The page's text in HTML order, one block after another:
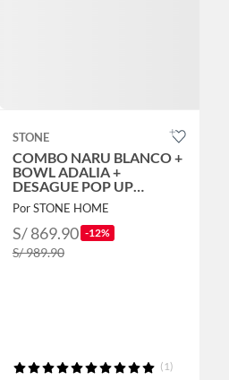
STONE
COMBO NARU BLANCO +
BOWL ADALIA +
DESAGUE POP UP
PBOWL CROMADO
Por STONE HOME
S/ 869.90 -12%
S/ 989.90
(1)